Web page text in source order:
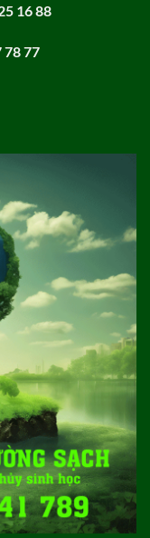
16 88
78 77